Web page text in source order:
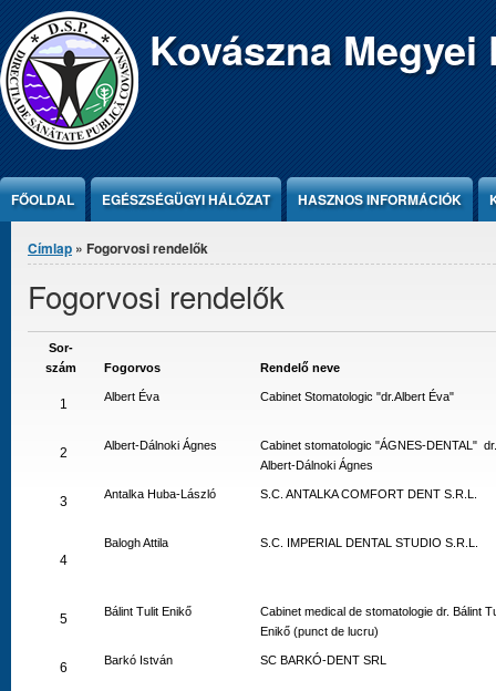
Jump to Content Kovászna
FŐOLDAL EGÉSZSÉGÜGYI HÁLÓZAT HASZNOS INFORMÁCIÓK
Jelenlegi hely
Címlap » Fogorvosi rendelők
Fogorvosi rendelők
Sor-
szám
Fogorvos Rendelő neve
1 Albert Éva Cabinet Stomatologic "dr.Albert Éva"
2 Albert-Dálnoki Ágnes
Cabinet stomatologic "ÁGNES-DENTAL" dr.
Albert-Dálnoki Ágnes
3 Antalka Huba-László S.C. ANTALKA COMFORT DENT S.R.L.
4
Balogh Attila S.C. IMPERIAL DENTAL STUDIO S.R.L.
5 Bálint Tulit Enikő
Cabinet medical de stomatologie dr. Bálint
Enikő (punct de lucru)
6 Barkó István SC BARKÓ-DENT SRL